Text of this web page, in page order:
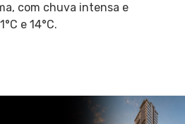
com chuva intensa e
e 14°C.